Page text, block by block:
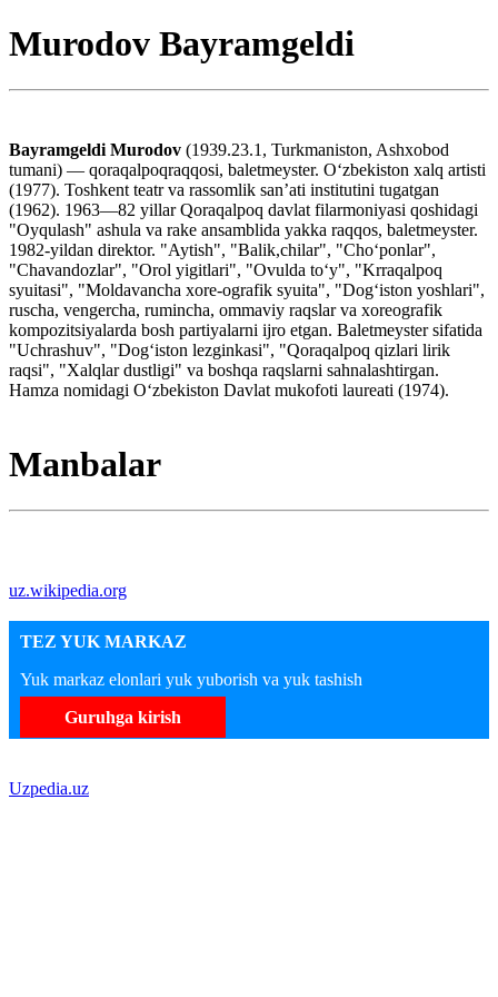
Murodov Bayramgeldi
Bayramgeldi Murodov (1939.23.1, Turkmaniston, Ashxobod
tumani) — qoraqalpoqraqqosi, baletmeyster. Oʻzbekiston xalq artisti
(1977). Toshkent teatr va rassomlik sanʼati institutini tugatgan
(1962). 1963—82 yillar Qoraqalpoq davlat filarmoniyasi qoshidagi
"Oyqulash" ashula va rake ansamblida yakka raqqos, baletmeyster.
1982-yildan direktor. "Aytish", "Balik,chilar", "Choʻponlar",
"Chavandozlar", "Orol yigitlari", "Ovulda toʻy", "Krraqalpoq
syuitasi", "Moldavancha xore-ografik syuita", "Dogʻiston yoshlari",
ruscha, vengercha, rumincha, ommaviy raqslar va xoreografik
kompozitsiyalarda bosh partiyalarni ijro etgan. Baletmeyster sifatida
"Uchrashuv", "Dogʻiston lezginkasi", "Qoraqalpoq qizlari lirik
raqsi", "Xalqlar dustligi" va boshqa raqslarni sahnalashtirgan.
Hamza nomidagi Oʻzbekiston Davlat mukofoti laureati (1974).
Manbalar
uz.wikipedia.org
TEZ YUK MARKAZ
Yuk markaz elonlari yuk yuborish va yuk tashish
Guruhga kirish
Uzpedia.uz